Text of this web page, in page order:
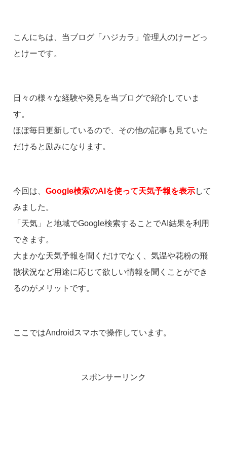
こんにちは、当ブログ「ハジカラ」管理人のけーどっ
とけーです。
日々の様々な経験や発見を当ブログで紹介していま
す。
ほぼ毎日更新しているので、その他の記事も見ていた
だけると励みになります。
今回は、 Google検索のAIを使って天気予報を表示して
みました。
「天気」と地域でGoogle検索することでAI結果を利用
できます。
大まかな天気予報を聞くだけでなく、気温や花粉の飛
散状況など用途に応じて欲しい情報を聞くことができ
るのがメリットです。
ここではAndroidスマホで操作しています。
スポンサーリンク